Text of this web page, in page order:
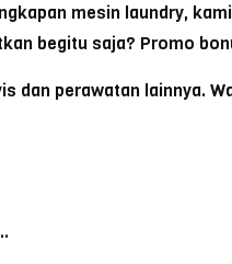
mesin laundry,
begitu saja? Promo
dan perawatan lainnya.